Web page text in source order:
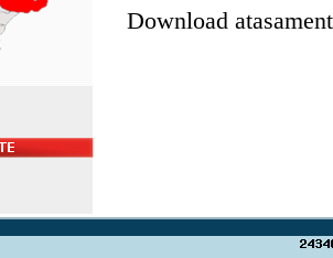
Download